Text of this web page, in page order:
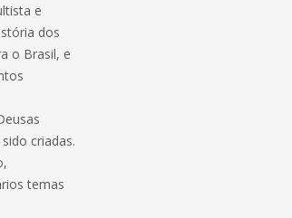
e
dos
o Brasil, e
criadas.
temas